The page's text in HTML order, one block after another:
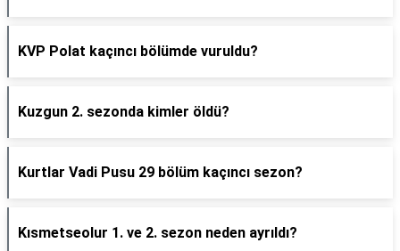
KVP Polat kaçıncı bölümde vuruldu?
Kuzgun 2. sezonda kimler öldü?
Kurtlar Vadi Pusu 29 bölüm kaçıncı sezon?
Kısmetseolur 1. ve 2. sezon neden ayrıldı?